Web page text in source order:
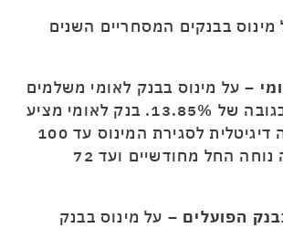
מינוס בבנקים המסחריים השנים
– על מינוס בבנק לאומי משלמים
ריבית ממוצעת בגובה של 13.85%. בנק לאומי מציע
ללקוחות הלוואה דיגיטלית לסגירת המינוס עד 100
אלף ₪, בפריסה נוחה החל מחודשיים ועד 72
הפועלים – על מינוס בבנק